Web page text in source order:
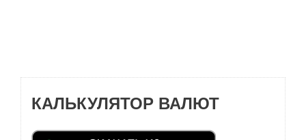
КАЛЬКУЛЯТОР ВАЛЮТ